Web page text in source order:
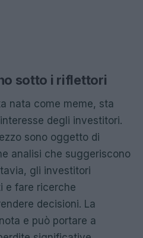
sotto i riflettori
nata come meme, sta
degli investitori.
sono oggetto di
analisi che suggeriscono
gli investitori
e fare ricerche
decisioni. La
e può portare a